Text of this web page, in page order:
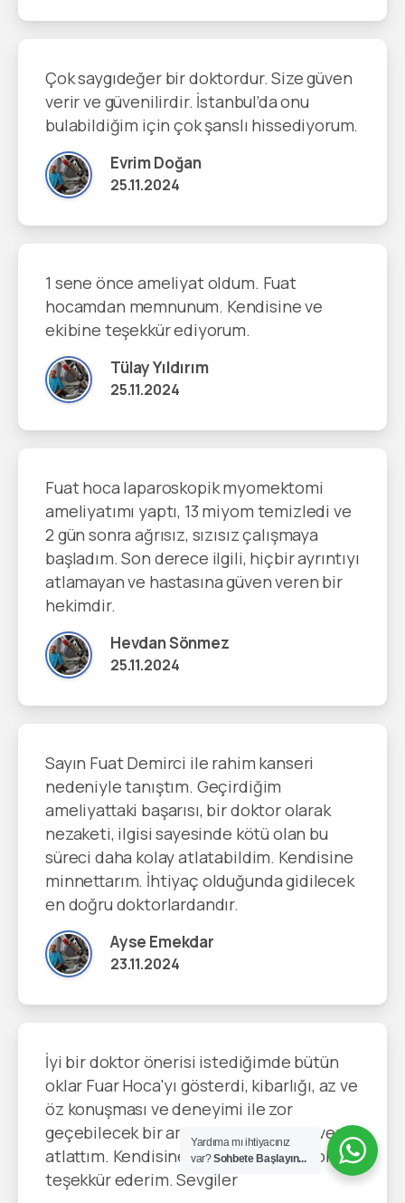
Çok saygıdeğer bir doktordur. Size güven
verir ve güvenilirdir. İstanbul’da onu
bulabildiğim için çok şanslı hissediyorum.
Evrim Doğan
25.11.2024
1 sene önce ameliyat oldum. Fuat
hocamdan memnunum. Kendisine ve
ekibine teşekkür ediyorum.
Tülay Yıldırım
25.11.2024
Fuat hoca laparoskopik myomektomi
ameliyatımı yaptı, 13 miyom temizledi ve
2 gün sonra ağrısız, sızısız çalışmaya
başladım. Son derece ilgili, hiçbir ayrıntıyı
atlamayan ve hastasına güven veren bir
hekimdir.
Hevdan Sönmez
25.11.2024
Sayın Fuat Demirci ile rahim kanseri
nedeniyle tanıştım. Geçirdiğim
ameliyattaki başarısı, bir doktor olarak
nezaketi, ilgisi sayesinde kötü olan bu
süreci daha kolay atlatabildim. Kendisine
minnettarım. İhtiyaç olduğunda gidilecek
en doğru doktorlardandır.
Ayse Emekdar
23.11.2024
İyi bir doktor önerisi istediğimde bütün
oklar Fuar Hoca'yı gösterdi, kibarlığı, az ve
öz konuşması ve deneyimi ile zor
geçebilecek bir ameliyat sürecini güvenle
atlattım. Kendisine ve ilgili ekibine çok
teşekkür ederim. Sevgiler
Yardıma mı ihtiyacınız
var?Sohbete Başlayın...